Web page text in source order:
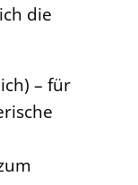
die
– für